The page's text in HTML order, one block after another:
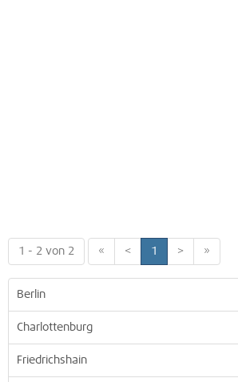
1 - 2 von 2 « < 1 > »
Berlin
Charlottenburg
Friedrichshain